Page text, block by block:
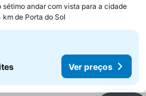
sétimo andar com vista para a cidade
km de Porta do Sol
Ver preços